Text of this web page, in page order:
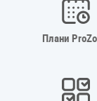
Плани